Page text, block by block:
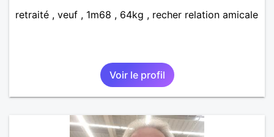
retraité , veuf , 1m68 , 64kg , recher relation amicale
Voir le profil